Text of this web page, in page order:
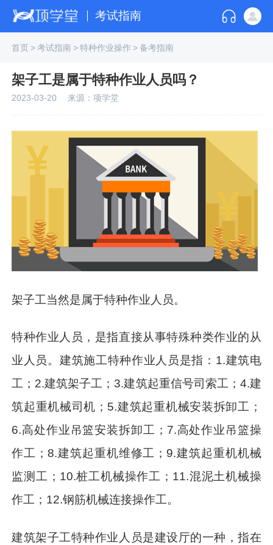
考试指南
首页>考试指南>特种作业操作> 备考指南
架子工是属于特种作业人员吗？
2023-03-20 来源：项学堂
架子工当然是属于特种作业人员。
特种作业人员，是指直接从事特殊种类作业的从
业人员。建筑施工特种作业人员是指：1.建筑电
工；2.建筑架子工；3.建筑起重信号司索工；4.建
筑起重机械司机；5.建筑起重机械安装拆卸工；
6.高处作业吊篮安装拆卸工；7.高处作业吊篮操
作工；8.建筑起重机维修工；9.建筑起重机机械
监测工；10.桩工机械操作工；11.混泥土机械操
作工；12.钢筋机械连接操作工。
建筑架子工特种作业人员是建设厅的一种，指在